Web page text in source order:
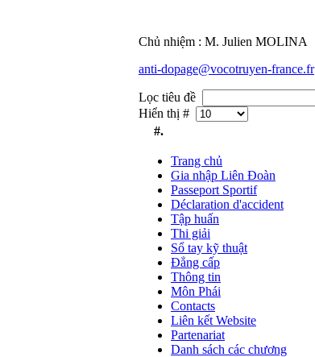
Chủ nhiệm : M. Julien MOLINA
anti-dopage@vocotruyen-france.fr
Lọc tiêu đề
Hiển thị #
#.
Trang chủ
Gia nhập Liên Đoàn
Passeport Sportif
Déclaration d'accident
Tập huấn
Thi giải
Sổ tay kỹ thuật
Đẳng cấp
Thông tin
Môn Phái
Contacts
Liên kết Website
Partenariat
Danh sách các chương